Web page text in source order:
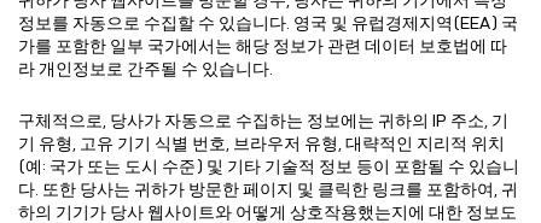
정보를 자동으로 수집할 수 있습니다. 영국 및 유럽경제지역(EEA) 국
가를 포함한 일부 국가에서는 해당 정보가 관련 데이터 보호법에 따
라 개인정보로 간주될 수 있습니다.
구체적으로, 당사가 자동으로 수집하는 정보에는 귀하의 IP 주소, 기
기 유형, 고유 기기 식별 번호, 브라우저 유형, 대략적인 지리적 위치
(예: 국가 또는 도시 수준) 및 기타 기술적 정보 등이 포함될 수 있습니
다. 또한 당사는 귀하가 방문한 페이지 및 클릭한 링크를 포함하여, 귀
하의 기기가 당사 웹사이트와 어떻게 상호작용했는지에 대한 정보도